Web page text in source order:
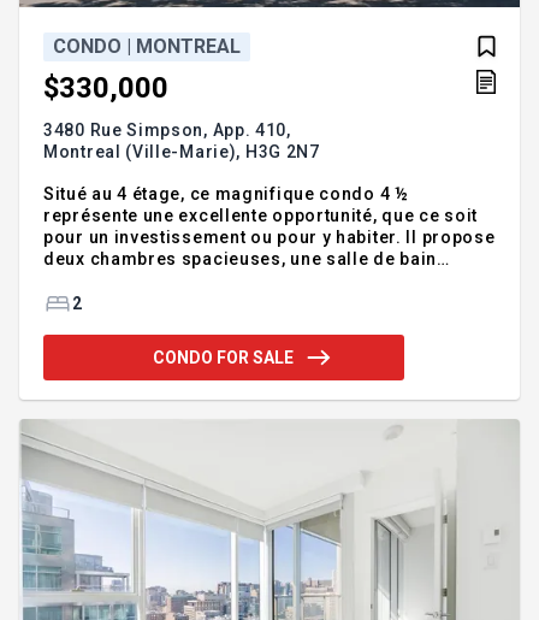
CONDO | MONTREAL
$330,000
3480 Rue Simpson, App. 410,
Montreal (Ville-Marie), H3G 2N7
Situé au 4 étage, ce magnifique condo 4 ½
représente une excellente opportunité, que ce soit
pour un investissement ou pour y habiter. Il propose
deux chambres spacieuses, une salle de bain
béton bien entretenu offrant des commodités
cour intérieure. Un choix idéal pour une petite
famille, des professionnels ou des investisseurs à
magnifique c
2
CONDO FOR SALE